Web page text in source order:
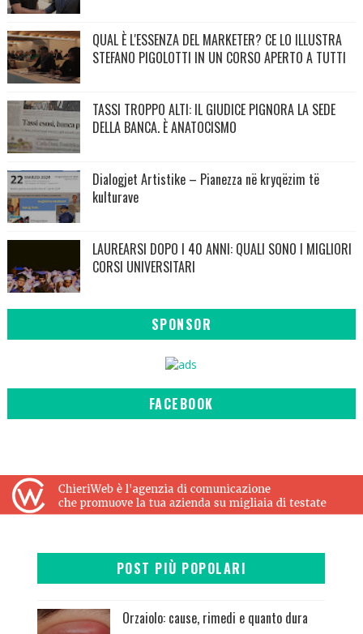
QUAL È L'ESSENZA DEL MARKETER? CE LO ILLUSTRA
STEFANO PIGOLOTTI IN UN CORSO APERTO A TUTTI
TASSI TROPPO ALTI: IL GIUDICE PIGNORA LA SEDE
DELLA BANCA. È ANATOCISMO
Dialogjet Artistike – Pianezza në kryqëzim të
kulturave
LAUREARSI DOPO I 40 ANNI: QUALI SONO I MIGLIORI
CORSI UNIVERSITARI
SPONSOR
FACEBOOK
POST PIÙ POPOLARI
Orzaiolo: cause, rimedi e quanto dura